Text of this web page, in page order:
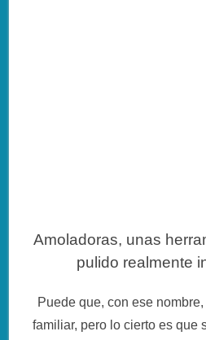
Amoladoras, unas
pulido realmente
Puede que, con ese
familiar, pero lo cierto es que